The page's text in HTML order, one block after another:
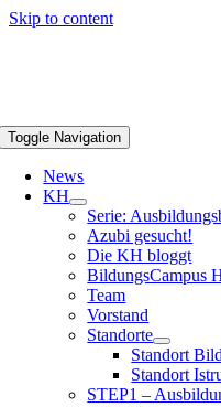
Skip to content
Toggle Navigation
News
KH
Serie:
Azubi gesucht!
Die KH bloggt
BildungsCampus
Team
Vorstand
Standorte
Standort
Standort
STEP1 –